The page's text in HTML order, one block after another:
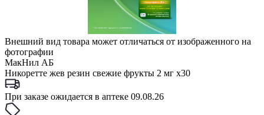
Внешний вид товара может отличаться от изображенного на
фотографии
МакНил АБ
Никоретте жев резин свежие фрукты 2 мг x30
При заказе ожидается в аптеке 09.08.26